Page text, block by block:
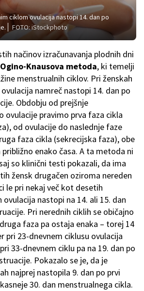
ciklom ovulacija nastopi 14. dan po
FOTO: iStockphoto
načinov izračunavanja plodnih dni
Knausova metoda, ki temelji
menstrualnih ciklov. Pri ženskah
namreč nastopi 14. dan po
Obdobju od prejšnje
ovulacije pravimo prva faza cikla
od ovulacije do naslednje faze
faza cikla (sekrecijska faza), obe
enako časa. A ta metoda ni
so klinični testi pokazali, da ima
žensk drugačen oziroma nereden
le pri nekaj več kot desetih
nastopi na 14. ali 15. dan
Pri nerednih ciklih se običajno
faza pa ostaja enaka – torej 14
pri 23-dnevnem ciklusu ovulacija
33-dnevnem ciklu pa na 19. dan po
Pokazalo se je, da je
najprej nastopila 9. dan po prvi
30. dan menstrualnega cikla.